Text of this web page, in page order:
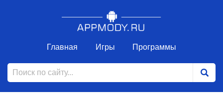
Главная Игры Программы